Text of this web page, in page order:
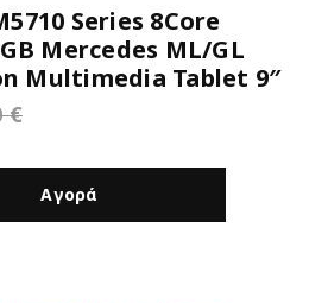
Series 8Core
Mercedes ML/GL
Multimedia Tablet 9″
€
Αγορά